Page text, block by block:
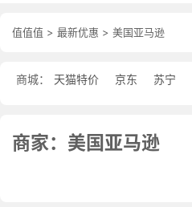
值值值 > 最新优惠 > 美国亚马逊
商城： 天猫特价 京东 苏宁
商家：美国亚马逊